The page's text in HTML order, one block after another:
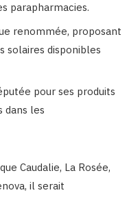
parapharmacies.
renommée, proposant
solaires disponibles
pour ses produits
dans les
Caudalie, La Rosée,
il serait